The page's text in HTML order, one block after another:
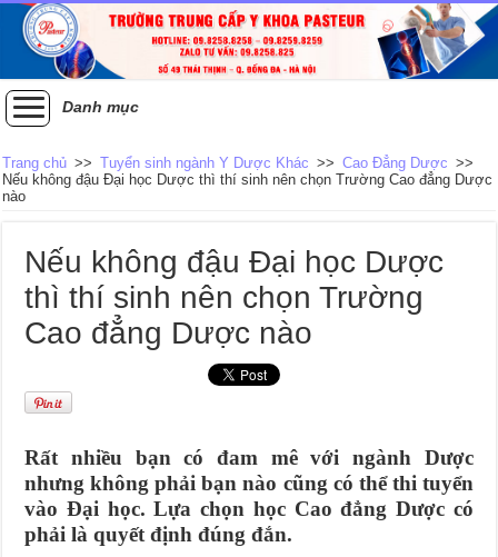
Danh mục
Trang chủ >> Tuyển sinh ngành Y Dược Khác >> Cao Đẳng Dược >>
Nếu không đậu Đại học Dược thì thí sinh nên chọn Trường Cao đẳng Dược
nào
Nếu không đậu Đại học Dược
thì thí sinh nên chọn Trường
Cao đẳng Dược nào
Rất nhiều bạn có đam mê với ngành Dược
nhưng không phải bạn nào cũng có thể thi tuyển
vào Đại học. Lựa chọn học Cao đẳng Dược có
phải là quyết định đúng đắn.